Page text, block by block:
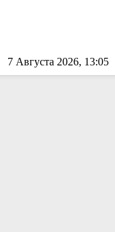
7 Августа 2026, 13:05